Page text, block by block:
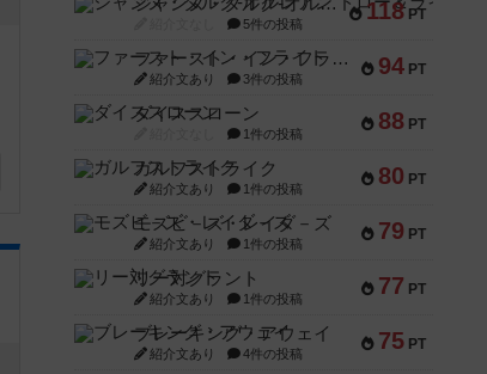
118 PT
5件の投稿
94 PT
ファースト・イン・フライト
紹介文あり 3件の投稿
88 PT
ダイススローン
1件の投稿
80 PT
ガルフストライク
紹介文あり 1件の投稿
79 PT
モズビ－ズ・レイダ－ズ
紹介文あり 1件の投稿
77 PT
リー対グラント
紹介文あり 1件の投稿
75 PT
ブレーキング・アウェイ
紹介文あり 4件の投稿